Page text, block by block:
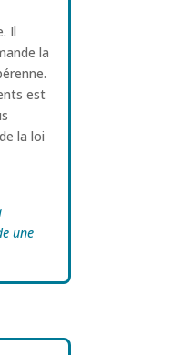
Il
la
est
la loi
une